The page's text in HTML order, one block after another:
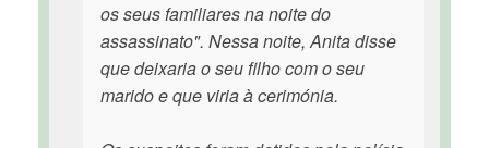
os seus familiares na noite do
assassinato". Nessa noite, Anita disse
que deixaria o seu filho com o seu
marido e que viria à cerimónia.